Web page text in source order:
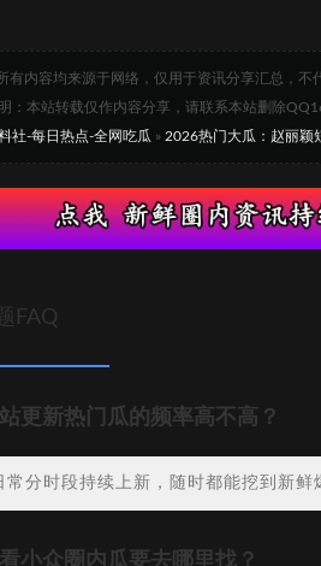
有内容均来源于网络，仅用于资讯分享汇总，不
：本站转载仅作内容分享，请联系本站删除
社-每日热点-全网吃瓜 » 2026热门大瓜：赵丽颖
FAQ
更新热门瓜的频率高不高？
常分时段持续上新，随时都能挖到新鲜
小众圈内瓜要去哪里找？